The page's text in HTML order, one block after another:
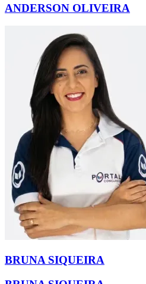
ANDERSON OLIVEIRA
BRUNA SIQUEIRA